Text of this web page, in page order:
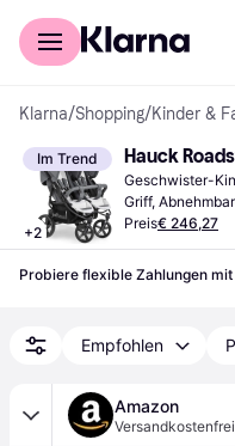
Für Shopper
Klarna/Shopping/Kinder &
Im Trend
+2
Hauck
Geschwister-
Griff,
Warenkorb,
Preis€ 246,27
Probiere flexible Zahlungen mit
Empfohlen
Amazon
Versandkostenfrei